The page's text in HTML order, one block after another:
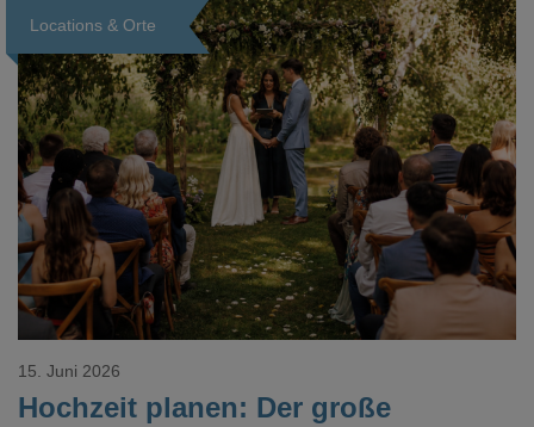
Locations & Orte
Loading...
Hochzeit planen: Der große
15. Juni 2026